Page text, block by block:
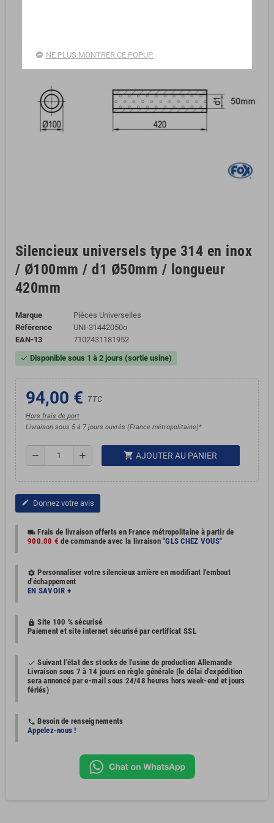
Silencieux universels type 314 en inox
/ Ø100mm / d1 Ø50mm / longueur
420mm
Marque
Pièces Universelles
Référence
UNI-31442050o
EAN-13
7102431181952
check Disponible sous 1 à 2 jours (sortie usine)
94,00 € TTC
Hors frais de port
Livraison sous 5 à 7 jours ouvrés (France métropolitaine)*
remove add shopping_cart AJOUTER AU PANIER
edit Donnez votre avis
local_shipping Frais de livraison offerts en France métropolitaine à partir de
900.00 € de commande avec la livraison "GLS CHEZ VOUS"
settings Personnaliser votre silencieux arrière en modifiant l'embout
d'échappement
EN SAVOIR +
https Site 100 % sécurisé
Paiement et site internet sécurisé par certificat SSL
done Suivant l'état des stocks de l'usine de production Allemande
Livraison sous 7 à 14 jours en règle générale (le délai d'expédition
sera annoncé par e-mail sous 24/48 heures hors week-end et jours
fériés)
phone Besoin de renseignements
Appelez-nous !
NE PLUS MONTRER CE POPUP.